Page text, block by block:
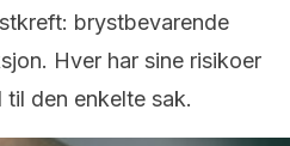
brystbevarende
Hver har sine risikoer
den enkelte sak.